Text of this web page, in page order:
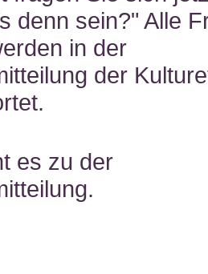
denn sein?" Alle
in der
der
es zu der